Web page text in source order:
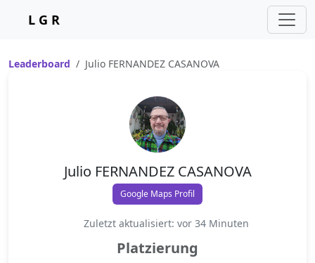
L G R
Leaderboard Julio FERNANDEZ CASANOVA
Julio FERNANDEZ CASANOVA
Google Maps Profil
Zuletzt aktualisiert: vor 34 Minuten
Platzierung